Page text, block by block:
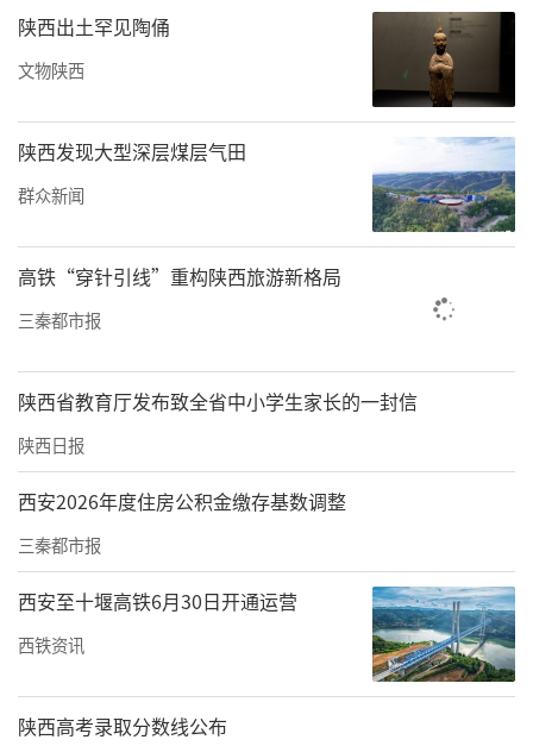
陕西所能”的关键领域，加强原始创新和核心
技术攻关，强化高质量科技供给，力争到2030
年全社会研发投入强度达到3.2%左右。陕西将
加快推进科技创新和产业创新深度融合，全力
打通成果转化、企业孵化、产业催化的难点堵
点，统筹推进优势产业做强、传统产业升级、
新兴产业壮大、未来产业培育，因地制宜发展
新质生产力，力争规上工业增加值年均增长6.
5%左右，加快构建更具竞争力的现代化产业体
系。
重点方向，努力构建技术先进、场景成熟、生
态健全的万亿级未来产业。
“7”是指推动量子及光子、先进半导体、新型
显示、智能网联汽车、高效太阳能、氢能、增
材制造7个优势产业率先突破，参与国际竞争。
第一个“5”是指推动先进航空、具身智能、先
进金属材料、碳纤维材料、生物制造5个潜力产
陕西出土罕见陶俑
文物陕西
陕西发现大型深层煤层气田
群众新闻
高铁“穿针引线”重构陕西旅游新格局
三秦都市报
陕西省教育厅发布致全省中小学生家长的一封信
陕西日报
西安2026年度住房公积金缴存基数调整
三秦都市报
西安至十堰高铁6月30日开通运营
西铁资讯
陕西高考录取分数线公布